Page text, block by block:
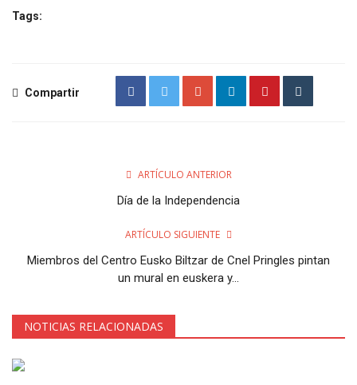
Tags:
Compartir
ARTÍCULO ANTERIOR
Día de la Independencia
ARTÍCULO SIGUIENTE
Miembros del Centro Eusko Biltzar de Cnel Pringles pintan
un mural en euskera y...
NOTICIAS RELACIONADAS